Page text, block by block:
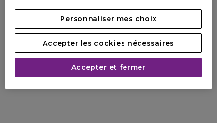
94% d'ingrédients d'origine naturelle
Formule 100% vegan
Étui en carton issu de forêts gérées durablement.
Ref : 102545212
Personnaliser mes choix
Accepter les cookies nécessaires
Accepter et fermer